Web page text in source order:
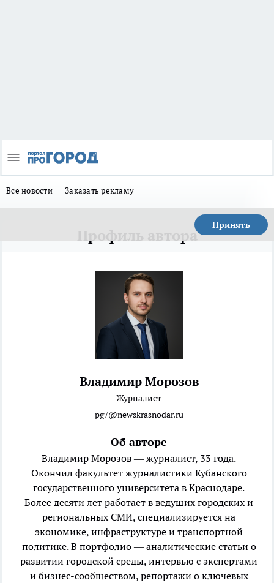
Все новости Заказать рекламу
Принять
Профиль автора
Владимир Морозов
Журналист
pg7@newskrasnodar.ru
Об авторе
Владимир Морозов — журналист, 33 года.
Окончил факультет журналистики Кубанского
государственного университета в Краснодаре.
Более десяти лет работает в ведущих городских и
региональных СМИ, специализируется на
экономике, инфраструктуре и транспортной
политике. В портфолио — аналитические статьи о
развитии городской среды, интервью с экспертами
и бизнес-сообществом, репортажи о ключевых